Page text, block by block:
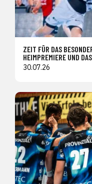
ZEIT FÜR DAS
HEIMPREMIERE UND
30.07.26